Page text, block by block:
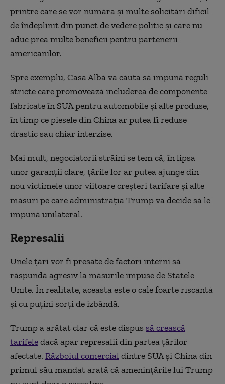
printre care se vor număra și multe solicitări dificil
de îndeplinit din punct de vedere politic și care nu
aduc prea multe beneficii pentru partenerii
americanilor.
Spre exemplu, Casa Albă va căuta să impună reguli
stricte care promovează includerea de componente
fabricate în SUA pentru automobile și alte produse,
în timp ce piesele din China ar putea fi reduse
drastic sau chiar interzise.
Mai mult, negociatorii străini se tem că, în lipsa
unor garanții clare, țările lor ar putea ajunge din
nou victimele unor viitoare creșteri tarifare și alte
măsuri pe care administrația Trump va decide să le
impună unilateral.
Represalii
Unele țări vor fi presate de factori interni să
răspundă agresiv la măsurile impuse de Statele
Unite. În realitate, aceasta este o cale foarte riscantă
și cu puțini sorți de izbândă.
Trump a arătat clar că este dispus să crească
tarifeledacă apar represalii din partea țărilor
afectate. Războiul comercialdintre SUA și China din
primul său mandat arată că amenințările lui Trump